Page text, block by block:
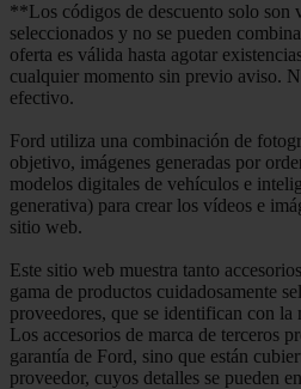
**Los códigos de descuento solo son
seleccionados y no se pueden
oferta es válida hasta agotar
cualquier momento sin previo aviso.
efectivo.
Ford utiliza una combinación de
objetivo, imágenes generadas por
modelos digitales de vehículos e
generativa) para crear los vídeos e
sitio web.
Este sitio web muestra tanto
gama de productos cuidadosamente
proveedores, que se identifican con la
Los accesorios de marca de terceros
garantía de Ford, sino que están
proveedor, cuyos detalles se pueden